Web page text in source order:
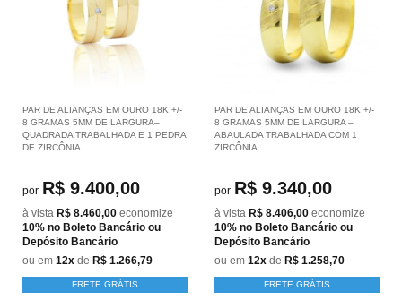
PAR DE ALIANÇAS EM OURO 18K +/-
8 GRAMAS 5MM DE LARGURA–
QUADRADA TRABALHADA E 1 PEDRA
DE ZIRCÔNIA
por R$ 9.400,00
à vista R$ 8.460,00 economize
10% no Boleto Bancário ou
Depósito Bancário
ou em 12x de R$ 1.266,79
FRETE GRÁTIS
PAR DE ALIANÇAS EM OURO 18K +/-
8 GRAMAS 5MM DE LARGURA –
ABAULADA TRABALHADA COM 1
ZIRCÔNIA
por R$ 9.340,00
à vista R$ 8.406,00 economize
10% no Boleto Bancário ou
Depósito Bancário
ou em 12x de R$ 1.258,70
FRETE GRÁTIS